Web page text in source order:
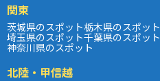
関東
茨城県のスポット栃木県のスポット
埼玉県のスポット千葉県のスポット
神奈川県のスポット
北陸・甲信越